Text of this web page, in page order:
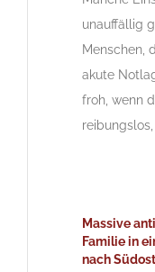
unauffällig
Menschen,
akute
froh, wenn
reibungslos,
Massive
Familie in
nach